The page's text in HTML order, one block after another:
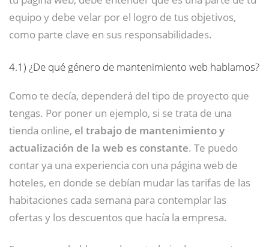
equipo y debe velar por el logro de tus objetivos,
como parte clave en sus responsabilidades.
4.1) ¿De qué género de mantenimiento web hablamos?
Como te decía, dependerá del tipo de proyecto que
tengas. Por poner un ejemplo, si se trata de una
tienda online, el trabajo de mantenimiento y
actualización de la web es constante. Te puedo
contar ya una experiencia con una página web de
hoteles, en donde se debían mudar las tarifas de las
habitaciones cada semana para contemplar las
ofertas y los descuentos que hacía la empresa.